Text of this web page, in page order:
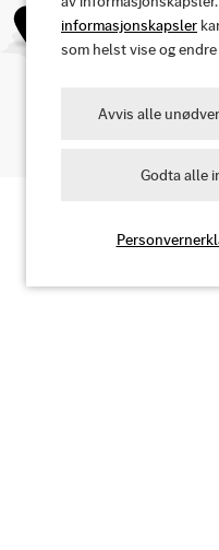
personvernerklæring.
informasjonskapsler
som helst vise og
Avvis alle
Godta alle